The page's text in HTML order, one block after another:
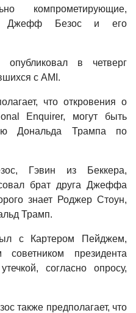
компрометирующие,
Джефф Безос и его
опубликовал в четверг
с AMI.
что откровения о
Enquirer, могут быть
Дональда Трампа по
Гэвин из Беккера,
брат друга Джеффа
знает Роджер Стоун,
Трамп.
с Картером Пейджем,
президента
согласно опросу,
также предполагает, что